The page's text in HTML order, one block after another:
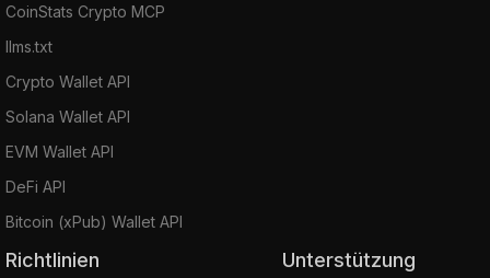
CoinStats Crypto MCP
llms.txt
Crypto Wallet API
Solana Wallet API
EVM Wallet API
DeFi API
Bitcoin (xPub) Wallet API
Richtlinien Unterstützung